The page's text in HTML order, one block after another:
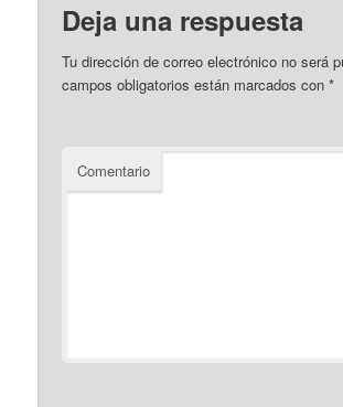
Deja una respuesta
Tu dirección de correo electrónico no será
campos obligatorios están marcados con*
Comentario